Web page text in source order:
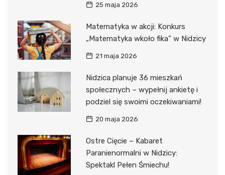
25 maja 2026
Matematyka w akcji: Konkurs
„Matematyka wkoło fika” w Nidzicy
21 maja 2026
Nidzica planuje 36 mieszkań
społecznych – wypełnij ankietę i
podziel się swoimi oczekiwaniami!
20 maja 2026
Ostre Cięcie – Kabaret
Paranienormalni w Nidzicy:
Spektakl Pełen Śmiechu!